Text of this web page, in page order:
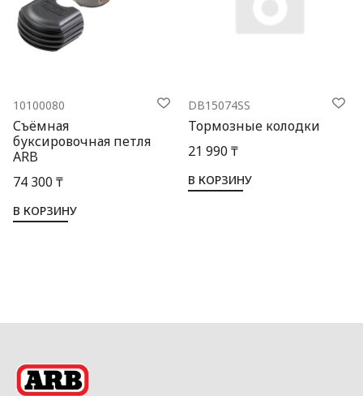
10100080
Съёмная
буксировочная петля
ARB
74 300 ₸
В КОРЗИНУ
DB15074SS
Тормозные колодки
21 990 ₸
В КОРЗИНУ